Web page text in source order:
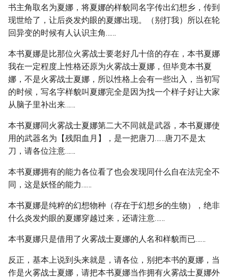
书主角取名为夏娜，将夏娜的样貌同名字传出幻想乡，传到
现世给了，让后炎发灼眼的夏娜出现。（别打我）所以在轮
回异变的时候有人认识主角……
本书夏娜是比那位火雾战士要老好几十倍的存在，本书夏娜
我在一定程度上性格还原为火雾战士夏娜，但毕竟本书夏
娜，不是火雾战士夏娜，所以性格上会有一些出入，当初写
的时候，写名字样貌叫夏娜完全是因为找一个样子好让大家
从脑子里补出来……
本书夏娜同火雾战士夏娜第二大不同就是武器，本书夏娜使
用的武器名为【残阳血月】，是一把唐刀……唐刀不是太
刀，请各位注意……
本书夏娜拥有的能力各位看了也会发现同什么自在法完全不
同，这是妖怪的能力……
本书夏娜是纯粹的幻想物种（存在于幻想乡的生物），绝非
什么炎发灼眼的夏娜穿越过来，还请注意……
本书夏娜只是借用了火雾战士夏娜的人名和样貌而已……
反正，基本上说到头来就是，请各位，别把本书的夏娜，当
作是火雾战士夏娜，请把本书夏娜当作拥有火雾战士夏娜外